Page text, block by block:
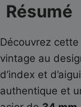
Résumé
Découvrez cette
vintage au
d’index et
authentique et